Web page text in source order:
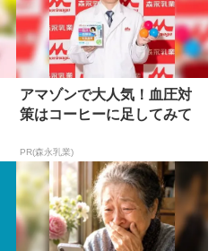
アマゾンで大人気！血圧対
策はコーヒーに足してみて
PR(森永乳業)